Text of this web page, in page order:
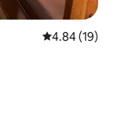
Calificación
4.84 (19)